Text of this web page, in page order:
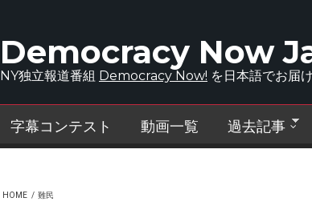
Democracy Now
NY独立報道番組 Democracy Now! を日本語でお届
字幕コンテスト 動画一覧 過去記事
HOME / 難民